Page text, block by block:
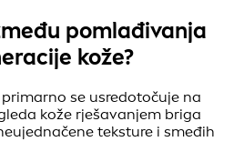
pomlađivanja
kože?
primarno se usredotočuje na
kože rješavanjem briga
teksture i smeđih